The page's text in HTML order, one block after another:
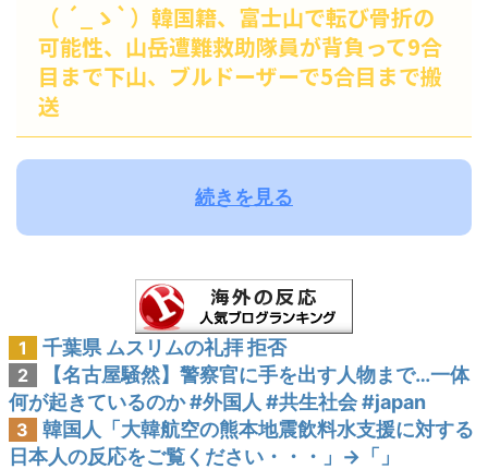
（ ´_ゝ`）韓国籍、富士山で転び骨折の
可能性、山岳遭難救助隊員が背負って9合
目まで下山、ブルドーザーで5合目まで搬
送
続きを見る
1 千葉県 ムスリムの礼拝 拒否
2
【名古屋騒然】警察官に手を出す人物まで…一体
何が起きているのか #外国人 #共生社会 #japan
3
韓国人「大韓航空の熊本地震飲料水支援に対する
日本人の反応をご覧ください・・・」→「」